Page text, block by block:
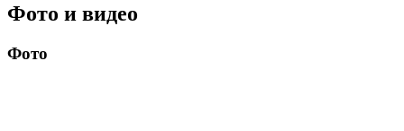
Фото и видео
Фото